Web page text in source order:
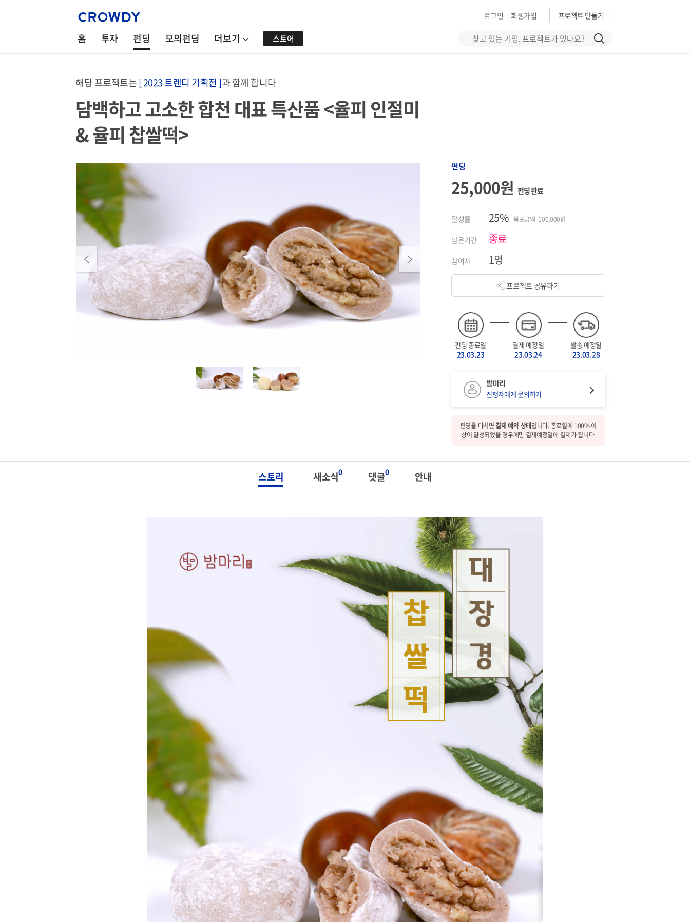
프로젝트 만들기
회원가입
|
로그인
홈 투자 펀딩 모의펀딩 더보기 스토어
해당 프로젝트는[ 2023 트렌디 기획전 ]과 함께 합니다
담백하고 고소한 합천 대표 특산품 <율피 인절미
& 율피 찹쌀떡>
Previous Next
펀딩
25,000원 펀딩 완료
달성률 25% 목표금액 100,000원
남은기간 종료
참여자 1명
프로젝트 공유하기
펀딩 종료일
23.03.23
결제 예정일
23.03.24
발송 예정일
23.03.28
밤마리
진행자에게 문의하기
펀딩을 마치면결제 예약 상태입니다. 종료일에 100% 이
상이 달성되었을 경우에만 결제예정일에 결제가 됩니다.
스토리 새소식0 댓글0 안내